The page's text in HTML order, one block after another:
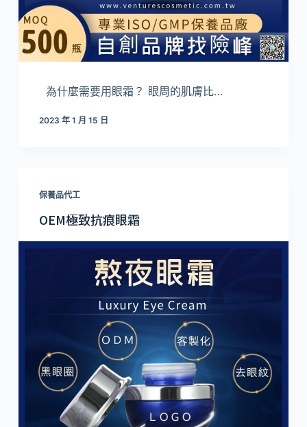
為什麼需要用眼霜？ 眼周的肌膚比…
2023 年 1 月 15 日
保養品代工
OEM極致抗痕眼霜